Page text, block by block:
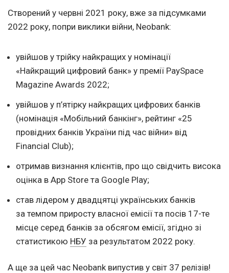
Створений у червні 2021 року, вже за підсумками
2022 року, попри виклики війни, Neobank:
увійшов у трійку найкращих у номінації
«Найкращий цифровий банк» у премії PaySpace
Magazine Awards 2022;
увійшов у п’ятірку найкращих цифрових банків
(номінація «Мобільний банкінг», рейтинг «25
провідних банків України під час війни» від
Financial Club);
отримав визнання клієнтів, про що свідчить висока
оцінка в App Store та Google Play;
став лідером у двадцятці українських банків
за темпом приросту власної емісії та посів 17-те
місце серед банків за обсягом емісії, згідно зі
статистикою НБУ за результатом 2022 року.
А ще за цей час Neobank випустив у світ 37 релізів!